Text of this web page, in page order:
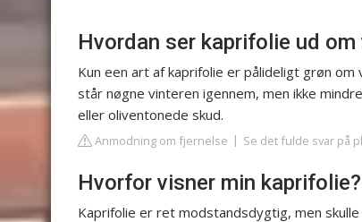
Hvordan ser kaprifolie ud om
Kun een art af kaprifolie er pålideligt grøn
står nøgne vinteren igennem, men ikke
eller oliventonede skud.
Anmodning om fjernelse Se det fulde svar på
Hvorfor visner min kaprifolie?
Kaprifolie er ret modstandsdygtig, men